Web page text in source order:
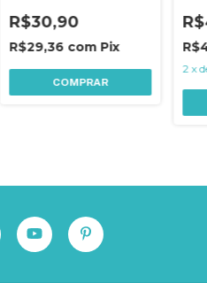
R$30,90
R$29,36 com Pix
COMPRAR
2 x